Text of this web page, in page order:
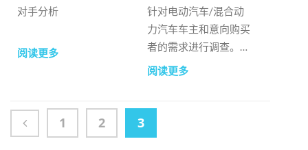
对手分析
阅读更多
针对电动汽车/混合动
力汽车车主和意向购买
者的需求进行调查。对
新型电动汽车模型进行
阅读更多
1 2 3